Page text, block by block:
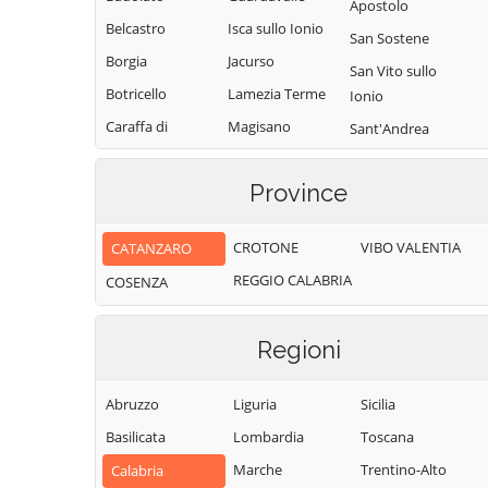
Belcastro
Borgia
Botricello
Caraffa di
Catanzaro
Catanzaro
Cenadi
Centrache
Centrale
Cicala
Conflenti
Isca sullo Ionio
Jacurso
Lamezia Terme
Magisano
Maida
Marcedusa
Martirano
Martirano
Lombardo
Miglierina
Montepaone
Motta Santa
Lucia
Apostolo
San Sostene
San Vito sullo
Ionio
Sant'Andrea
Apostolo dello
Sellia
Sersale
Settingiano
Simeri Crichi
Province
CATANZARO
COSENZA
CROTONE
REGGIO CALABRIA
VIBO VALENTIA
Regioni
Abruzzo
Basilicata
Calabria
Liguria
Lombardia
Marche
Sicilia
Toscana
Trentino-Alto